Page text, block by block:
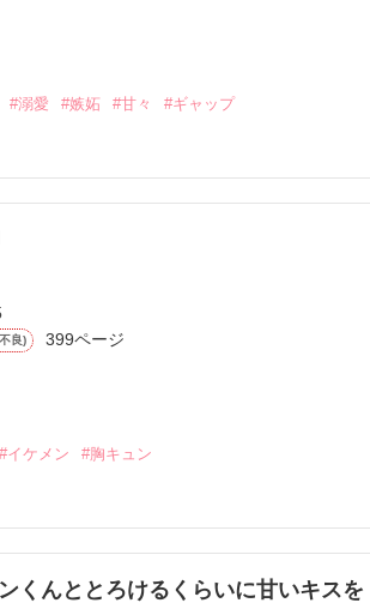
#溺愛 #嫉妬 #甘々 #ギャップ
を自分から振った。
”王子様”と呼ばれる人気者になっていた。
合図──。
良) 399ページ
#イケメン #胸キュン
くんととろけるくらいに甘いキスを